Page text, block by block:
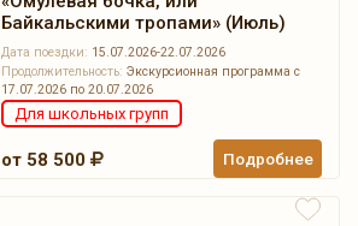
Байкальскими тропами» (Июль)
Дата поездки: 15.07.2026-22.07.2026
Продолжительность: Экскурсионная программа с
17.07.2026 по 20.07.2026
Для школьных групп
от 58 500 Подробнее